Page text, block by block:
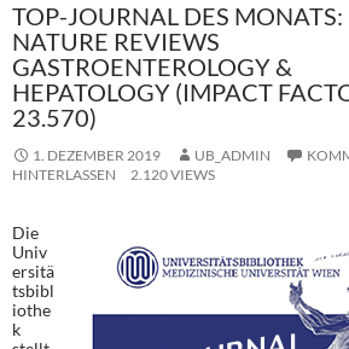
TOP-JOURNAL DES MONATS:
NATURE REVIEWS
GASTROENTEROLOGY &
HEPATOLOGY (IMPACT
23.570)
1. DEZEMBER 2019 UB_ADMIN
HINTERLASSEN
2.120 VIEWS
Die
Univ
ersitä
tsbibl
iothe
k